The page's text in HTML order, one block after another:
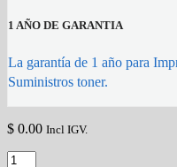
1 AÑO DE GARANTIA
La garantía de 1 año para
Suministros toner.
$ 0.00 Incl IGV.
TONER